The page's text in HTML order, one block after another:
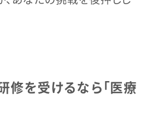
を受けるなら「医療